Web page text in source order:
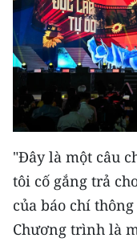
"Đây là một câu
tôi cố gắng trả
của báo chí
Chương trình là